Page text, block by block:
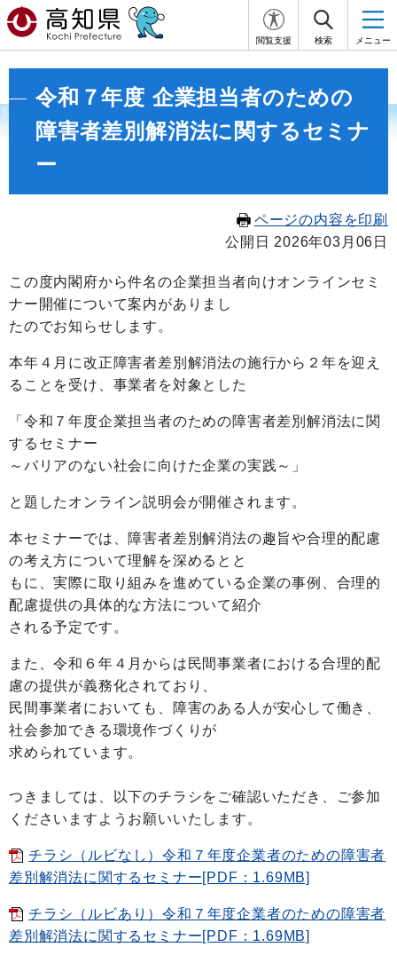
閲覧支援 検索 メニュー
令和７年度 企業担当者のための
障害者差別解消法に関するセミナ
ー
ページの内容を印刷
公開日 2026年03月06日
この度内閣府から件名の企業担当者向けオンラインセミ
ナー開催について案内がありまし
たのでお知らせします。
本年４月に改正障害者差別解消法の施行から２年を迎え
ることを受け、事業者を対象とした
「令和７年度企業担当者のための障害者差別解消法に関
するセミナー
～バリアのない社会に向けた企業の実践～」
と題したオンライン説明会が開催されます。
本セミナーでは、障害者差別解消法の趣旨や合理的配慮
の考え方について理解を深めるとと
もに、実際に取り組みを進めている企業の事例、合理的
配慮提供の具体的な方法について紹介
される予定です。
また、令和６年４月からは民間事業者における合理的配
慮の提供が義務化されており、
民間事業者においても、障害のある人が安心して働き、
社会参加できる環境作づくりが
求められています。
つきましては、以下のチラシをご確認いただき、ご参加
くださいますようお願いいたします。
チラシ（ルビなし）令和７年度企業者のための障害者
差別解消法に関するセミナー[PDF：1.69MB]
チラシ（ルビあり）令和７年度企業者のための障害者
差別解消法に関するセミナー[PDF：1.69MB]